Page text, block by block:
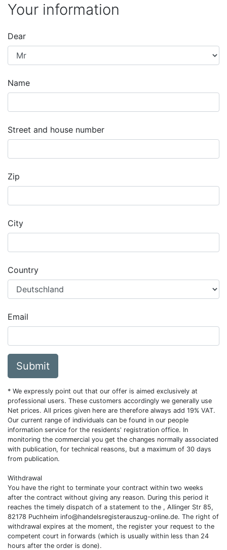
Your information
Dear
Name
Street and house number
Zip
City
Country
Email
Submit
* We expressly point out that our offer is aimed exclusively at
professional users. These customers accordingly we generally use
Net prices. All prices given here are therefore always add 19% VAT.
Our current range of individuals can be found in our people
information service for the residents' registration office. In
monitoring the commercial you get the changes normally associated
with publication, for technical reasons, but a maximum of 30 days
from publication.
Withdrawal
You have the right to terminate your contract within two weeks
after the contract without giving any reason. During this period it
reaches the timely dispatch of a statement to the , Allinger Str 85,
82178 Puchheim info@handelsregisterauszug-online.de. The right of
withdrawal expires at the moment, the register your request to the
competent court in forwards (which is usually within less than 24
hours after the order is done).